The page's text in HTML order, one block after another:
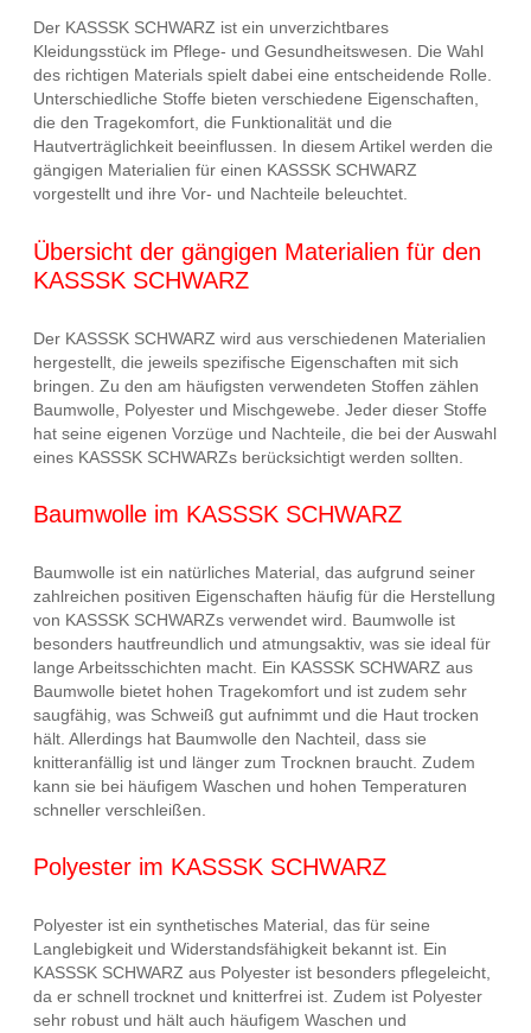
Der KASSSK SCHWARZ ist ein unverzichtbares
Kleidungsstück im Pflege- und Gesundheitswesen. Die Wahl
des richtigen Materials spielt dabei eine entscheidende Rolle.
Unterschiedliche Stoffe bieten verschiedene Eigenschaften,
die den Tragekomfort, die Funktionalität und die
Hautverträglichkeit beeinflussen. In diesem Artikel werden die
gängigen Materialien für einen KASSSK SCHWARZ
vorgestellt und ihre Vor- und Nachteile beleuchtet.
Übersicht der gängigen Materialien für den
KASSSK SCHWARZ
Der KASSSK SCHWARZ wird aus verschiedenen Materialien
hergestellt, die jeweils spezifische Eigenschaften mit sich
bringen. Zu den am häufigsten verwendeten Stoffen zählen
Baumwolle, Polyester und Mischgewebe. Jeder dieser Stoffe
hat seine eigenen Vorzüge und Nachteile, die bei der Auswahl
eines KASSSK SCHWARZs berücksichtigt werden sollten.
Baumwolle im KASSSK SCHWARZ
Baumwolle ist ein natürliches Material, das aufgrund seiner
zahlreichen positiven Eigenschaften häufig für die Herstellung
von KASSSK SCHWARZs verwendet wird. Baumwolle ist
besonders hautfreundlich und atmungsaktiv, was sie ideal für
lange Arbeitsschichten macht. Ein KASSSK SCHWARZ aus
Baumwolle bietet hohen Tragekomfort und ist zudem sehr
saugfähig, was Schweiß gut aufnimmt und die Haut trocken
hält. Allerdings hat Baumwolle den Nachteil, dass sie
knitteranfällig ist und länger zum Trocknen braucht. Zudem
kann sie bei häufigem Waschen und hohen Temperaturen
schneller verschleißen.
Polyester im KASSSK SCHWARZ
Polyester ist ein synthetisches Material, das für seine
Langlebigkeit und Widerstandsfähigkeit bekannt ist. Ein
KASSSK SCHWARZ aus Polyester ist besonders pflegeleicht,
da er schnell trocknet und knitterfrei ist. Zudem ist Polyester
sehr robust und hält auch häufigem Waschen und